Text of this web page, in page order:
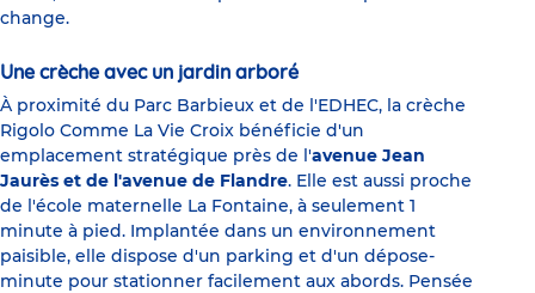
change.
Une crèche avec un jardin arboré
À proximité du Parc Barbieux et de l'EDHEC, la crèche
Rigolo Comme La Vie Croix bénéficie d'un
emplacement stratégique près de l'avenue Jean
Jaurès et de l'avenue de Flandre. Elle est aussi proche
de l'école maternelle La Fontaine, à seulement 1
minute à pied. Implantée dans un environnement
paisible, elle dispose d'un parking et d'un dépose-
minute pour stationner facilement aux abords. Pensée